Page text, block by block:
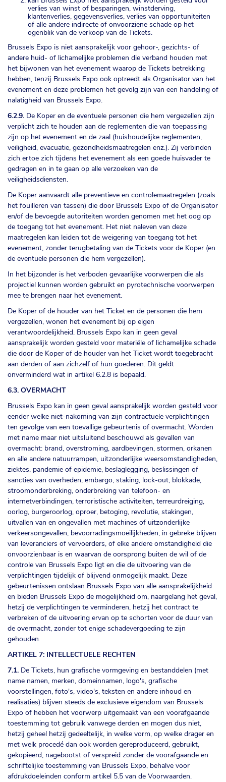
verlies van winst of besparingen, winstderving,
klantenverlies, gegevensverlies, verlies van opportuniteiten
of alle andere indirecte of onvoorziene schade op het
ogenblik van de verkoop van de Tickets.
Brussels Expo is niet aansprakelijk voor gehoor-, gezichts- of
andere huid- of lichamelijke problemen die verband houden met
het bijwonen van het evenement waarop de Tickets betrekking
hebben, tenzij Brussels Expo ook optreedt als Organisator van het
evenement en deze problemen het gevolg zijn van een handeling of
nalatigheid van Brussels Expo.
6.2.9. De Koper en de eventuele personen die hem vergezellen zijn
verplicht zich te houden aan de reglementen die van toepassing
zijn op het evenement en de zaal (huishoudelijke reglementen,
veiligheid, evacuatie, gezondheidsmaatregelen enz.). Zij verbinden
zich ertoe zich tijdens het evenement als een goede huisvader te
gedragen en in te gaan op alle verzoeken van de
veiligheidsdiensten.
De Koper aanvaardt alle preventieve en controlemaatregelen (zoals
het fouilleren van tassen) die door Brussels Expo of de Organisator
en/of de bevoegde autoriteiten worden genomen met het oog op
de toegang tot het evenement. Het niet naleven van deze
maatregelen kan leiden tot de weigering van toegang tot het
evenement, zonder terugbetaling van de Tickets voor de Koper (en
de eventuele personen die hem vergezellen).
In het bijzonder is het verboden gevaarlijke voorwerpen die als
projectiel kunnen worden gebruikt en pyrotechnische voorwerpen
mee te brengen naar het evenement.
De Koper of de houder van het Ticket en de personen die hem
vergezellen, wonen het evenement bij op eigen
verantwoordelijkheid. Brussels Expo kan in geen geval
aansprakelijk worden gesteld voor materiële of lichamelijke schade
die door de Koper of de houder van het Ticket wordt toegebracht
aan derden of aan zichzelf of hun goederen. Dit geldt
onverminderd wat in artikel 6.2.8 is bepaald.
6.3. OVERMACHT
Brussels Expo kan in geen geval aansprakelijk worden gesteld voor
eender welke niet-nakoming van zijn contractuele verplichtingen
ten gevolge van een toevallige gebeurtenis of overmacht. Worden
met name maar niet uitsluitend beschouwd als gevallen van
overmacht: brand, overstroming, aardbevingen, stormen, orkanen
en alle andere natuurrampen, uitzonderlijke weersomstandigheden,
ziektes, pandemie of epidemie, beslaglegging, beslissingen of
sancties van overheden, embargo, staking, lock-out, blokkade,
stroomonderbreking, onderbreking van telefoon- en
internetverbindingen, terroristische activiteiten, terreurdreiging,
oorlog, burgeroorlog, oproer, betoging, revolutie, stakingen,
uitvallen van en ongevallen met machines of uitzonderlijke
verkeersongevallen, bevoorradingsmoeilijkheden, in gebreke blijven
van leveranciers of vervoerders, of elke andere omstandigheid die
onvoorzienbaar is en waarvan de oorsprong buiten de wil of de
controle van Brussels Expo ligt en die de uitvoering van de
verplichtingen tijdelijk of blijvend onmogelijk maakt. Deze
gebeurtenissen ontslaan Brussels Expo van alle aansprakelijkheid
en bieden Brussels Expo de mogelijkheid om, naargelang het geval,
hetzij de verplichtingen te verminderen, hetzij het contract te
verbreken of de uitvoering ervan op te schorten voor de duur van
de overmacht, zonder tot enige schadevergoeding te zijn
gehouden.
ARTIKEL 7: INTELLECTUELE RECHTEN
7.1. De Tickets, hun grafische vormgeving en bestanddelen (met
name namen, merken, domeinnamen, logo's, grafische
voorstellingen, foto's, video's, teksten en andere inhoud en
realisaties) blijven steeds de exclusieve eigendom van Brussels
Expo of hebben het voorwerp uitgemaakt van een voorafgaande
toestemming tot gebruik vanwege derden en mogen dus niet,
hetzij geheel hetzij gedeeltelijk, in welke vorm, op welke drager en
met welk procedé dan ook worden gereproduceerd, gebruikt,
gekopieerd, nagebootst of verspreid zonder de voorafgaande en
schriftelijke toestemming van Brussels Expo, behalve voor
afdrukdoeleinden conform artikel 5.5 van de Voorwaarden.